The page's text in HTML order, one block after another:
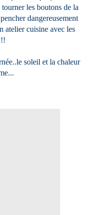
les boutons de la
dangereusement
atelier cuisine avec les
soleil et la chaleur